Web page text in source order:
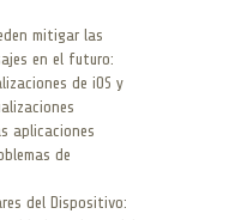
mitigar las
en el futuro:
de iOS y
aplicaciones
de
del Dispositivo: